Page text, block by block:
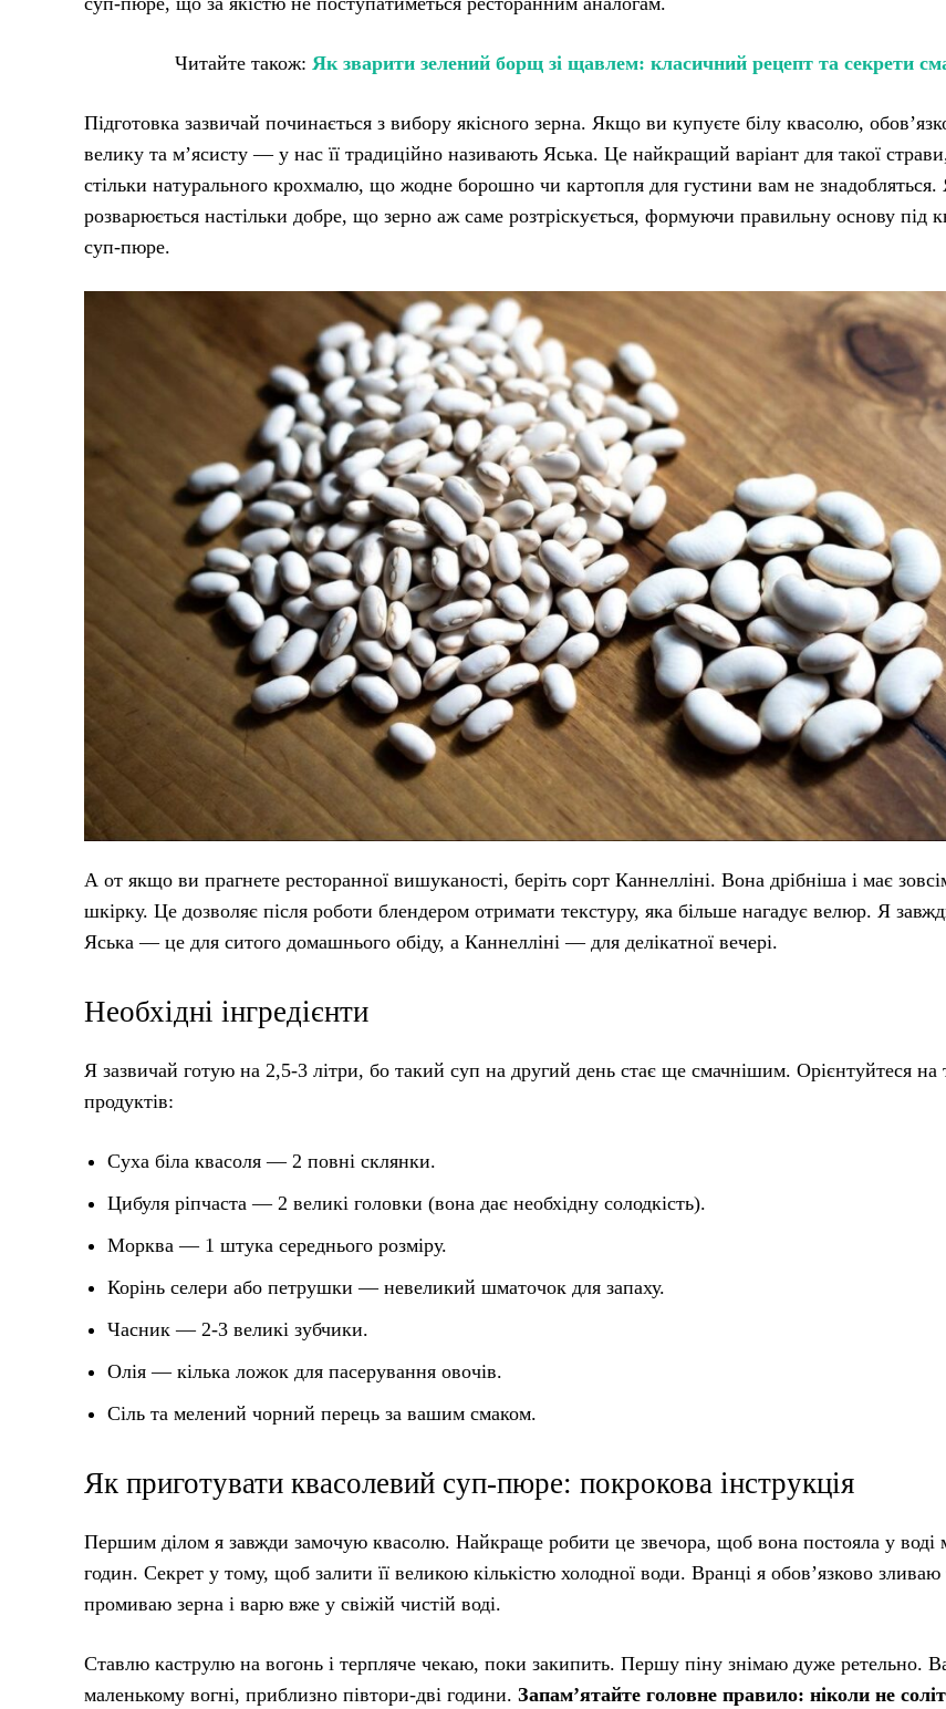
Читайте також: Як зварити зелений борщ зі щавлем: класичний рецепт та секрети
Підготовка зазвичай починається з вибору якісного зерна. Якщо ви купуєте білу квасолю,
велику та м’ясисту — у нас її традиційно називають Яська. Це найкращий варіант для такої
стільки натурального крохмалю, що жодне борошно чи картопля для густини вам не знадобляться.
розварюється настільки добре, що зерно аж саме розтріскується, формуючи правильну основу під
суп-пюре.
А от якщо ви прагнете ресторанної вишуканості, беріть сорт Каннелліні. Вона дрібніша і має
шкірку. Це дозволяє після роботи блендером отримати текстуру, яка більше нагадує велюр. Я
Яська — це для ситого домашнього обіду, а Каннелліні — для делікатної вечері.
Необхідні інгредієнти
Я зазвичай готую на 2,5-3 літри, бо такий суп на другий день стає ще смачнішим. Орієнтуйтеся на
продуктів:
Суха біла квасоля — 2 повні склянки.
Цибуля ріпчаста — 2 великі головки (вона дає необхідну солодкість).
Морква — 1 штука середнього розміру.
Корінь селери або петрушки — невеликий шматочок для запаху.
Часник — 2-3 великі зубчики.
Олія — кілька ложок для пасерування овочів.
Сіль та мелений чорний перець за вашим смаком.
Як приготувати квасолевий суп-пюре: покрокова інструкція
Першим ділом я завжди замочую квасолю. Найкраще робити це звечора, щоб вона постояла у воді
годин. Секрет у тому, щоб залити її великою кількістю холодної води. Вранці я обов’язково зливаю
промиваю зерна і варю вже у свіжій чистій воді.
Ставлю каструлю на вогонь і терпляче чекаю, поки закипить. Першу піну знімаю дуже ретельно.
маленькому вогні, приблизно півтори-дві години. Запам’ятайте головне правило: ніколи не